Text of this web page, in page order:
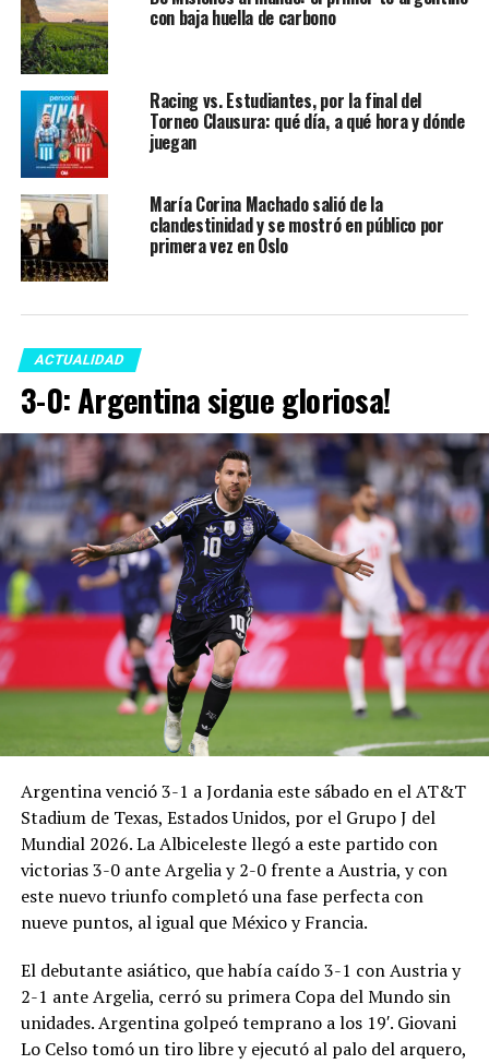
con baja huella de carbono
Racing vs. Estudiantes, por la final del
Torneo Clausura: qué día, a qué hora y dónde
juegan
María Corina Machado salió de la
clandestinidad y se mostró en público por
primera vez en Oslo
ACTUALIDAD
3-0: Argentina sigue gloriosa!
Argentina venció 3-1 a Jordania este sábado en el AT&T
Stadium de Texas, Estados Unidos, por el Grupo J del
Mundial 2026. La Albiceleste llegó a este partido con
victorias 3-0 ante Argelia y 2-0 frente a Austria, y con
este nuevo triunfo completó una fase perfecta con
nueve puntos, al igual que México y Francia.
El debutante asiático, que había caído 3-1 con Austria y
2-1 ante Argelia, cerró su primera Copa del Mundo sin
unidades. Argentina golpeó temprano a los 19′. Giovani
Lo Celso tomó un tiro libre y ejecutó al palo del arquero,